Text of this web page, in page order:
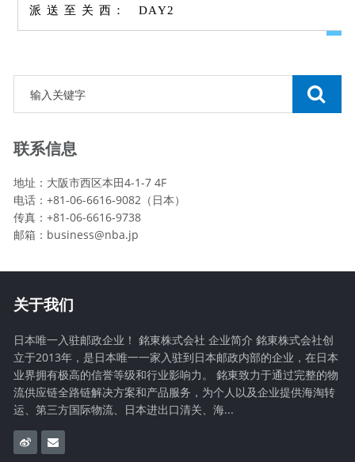
派 送 至 关 西： DAY2
联系信息
地址：大阪市西区本田4-1-7 4F
电话：+81-06-6616-9082（日本）
传真：+81-06-6616-9738
邮箱： business@nba.jp
关于我们
日本唯一入驻邮政企业！ 銘東株式会社 企业简介 銘東株式会社创
立于2013年，是日本唯一一家入驻到日本邮政内部的企业，在日本
业界拥有极高的信誉等级和行业影响力。 銘東致力于通过完整的物
流供应链全路链解决方案和产品服务，为个人以及企业提供海淘转
运、第三方国际物流、日本进出口清关、海...